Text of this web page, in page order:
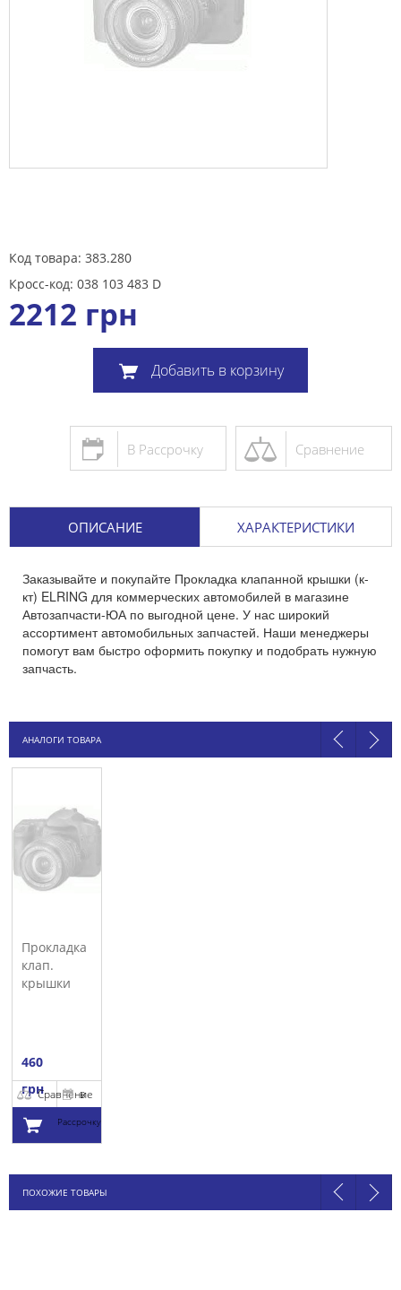
Код товара: 383.280
Кросс-код: 038 103 483 D
2212 грн
Добавить в корзину
Сравнение
В Рассрочку
ОПИСАНИЕ ХАРАКТЕРИСТИКИ
Заказывайте и покупайте Прокладка клапанной крышки (к-
кт) ELRING для коммерческих автомобилей в магазине
Автозапчасти-ЮА по выгодной цене. У нас широкий
ассортимент автомобильных запчастей. Наши менеджеры
помогут вам быстро оформить покупку и подобрать нужную
запчасть.
АНАЛОГИ ТОВАРА
Прокладка
клап.
крышки
460
грнСравнение
В
Рассрочку
корзину
ПОХОЖИЕ ТОВАРЫ